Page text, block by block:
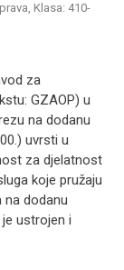
Klasa: 410-
za
GZAOP) u
na dodanu
uvrsti u
za djelatnost
koje pružaju
na dodanu
ustrojen i